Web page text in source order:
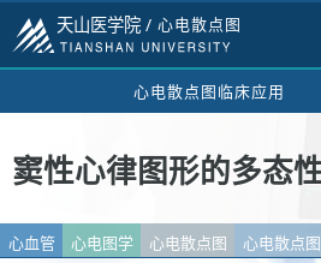
天山医学院 / 心电散点图
心电散点图临床应用
窦性心律图形的多态
心血管 心电图学 心电散点图 心电散点